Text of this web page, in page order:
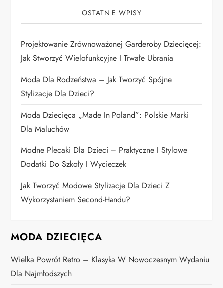
a
w
p
i
s
u
OSTATNIE WPISY
Projektowanie Zrównoważonej Garderoby Dziecięcej:
Jak Stworzyć Wielofunkcyjne I Trwałe Ubrania
Moda Dla Rodzeństwa – Jak Tworzyć Spójne
Stylizacje Dla Dzieci?
Moda Dziecięca „Made In Poland”: Polskie Marki
Dla Maluchów
Modne Plecaki Dla Dzieci – Praktyczne I Stylowe
Dodatki Do Szkoły I Wycieczek
Jak Tworzyć Modowe Stylizacje Dla Dzieci Z
Wykorzystaniem Second-Handu?
MODA DZIECIĘCA
Wielka Powrót Retro – Klasyka W Nowoczesnym Wydaniu
Dla Najmłodszych